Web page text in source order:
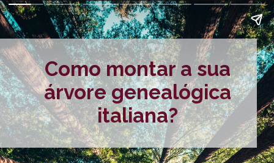
Como montar a sua
árvore genealógica
italiana?